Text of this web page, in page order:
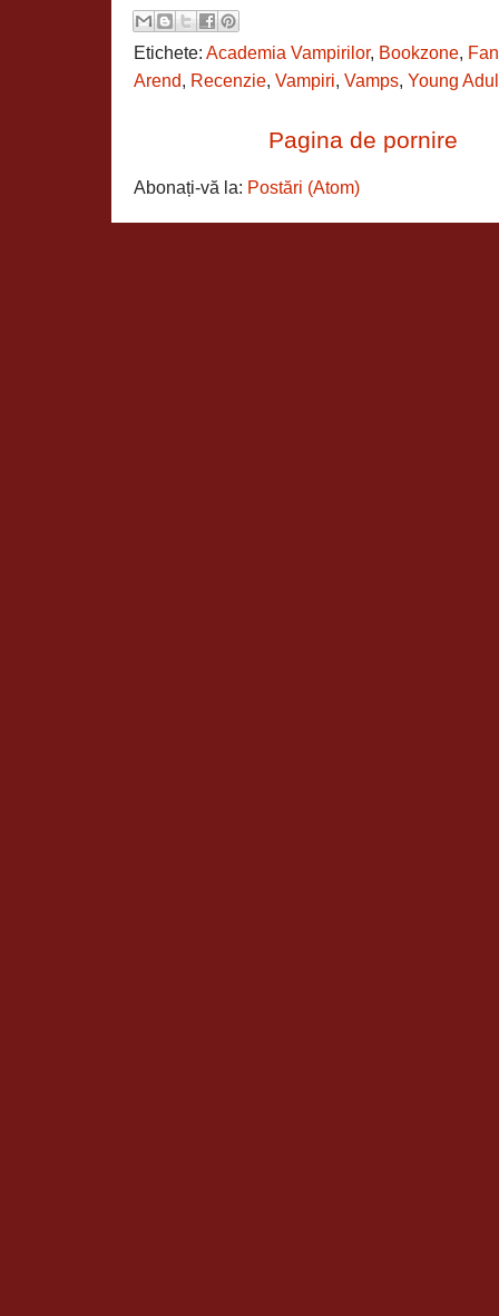
Etichete: Academia Vampirilor, Bookzone,
Arend, Recenzie, Vampiri, Vamps, Young
Pagina de pornire
Abonați-vă la: Postări (Atom)